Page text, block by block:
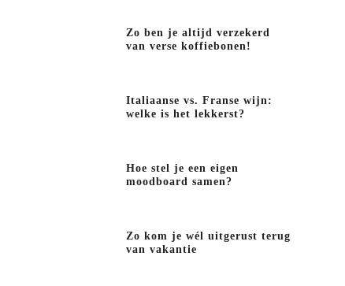
Zo ben je altijd verzekerd
van verse koffiebonen!
Italiaanse vs. Franse wijn:
welke is het lekkerst?
Hoe stel je een eigen
moodboard samen?
Zo kom je wél uitgerust terug
van vakantie